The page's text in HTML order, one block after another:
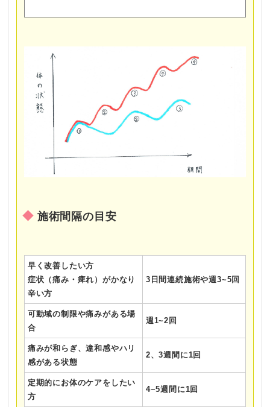
施術間隔の目安
早く改善したい方
症状（痛み・痺れ）がかなり
辛い方
3日間連続施術や週3~5回
可動域の制限や痛みがある場
合
週1~2回
痛みが和らぎ、違和感やハリ
感がある状態
2、3週間に1回
定期的にお体のケアをしたい
方
4~5週間に1回